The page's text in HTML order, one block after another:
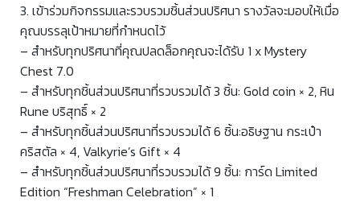
3. เข้าร่วมกิจกรรมและรวบรวมชิ้นส่วนปริศนา รางวัลจะมอบให้เมื่อ
คุณบรรลุเป้าหมายที่กำหนดไว้
– สำหรับทุกปริศนาที่คุณปลดล็อกคุณจะได้รับ 1 x Mystery
Chest 7.0
– สำหรับทุกชิ้นส่วนปริศนาที่รวบรวมได้ 3 ชิ้น: Gold coin × 2, หิน
Rune บริสุทธิ์ × 2
– สำหรับทุกชิ้นส่วนปริศนาที่รวบรวมได้ 6 ชิ้น:อธิษฐาน กระเป๋า
คริสตัล × 4, Valkyrie’s Gift × 4
– สำหรับทุกชิ้นส่วนปริศนาที่รวบรวมได้ 9 ชิ้น: การ์ด Limited
Edition “Freshman Celebration” × 1